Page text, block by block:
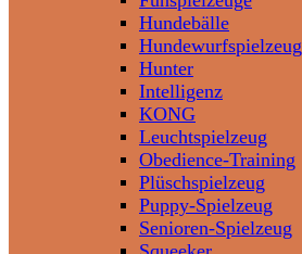
Hundebälle
Hundewurfspielzeug
Hunter
Intelligenz
KONG
Leuchtspielzeug
Obedience-Training
Plüschspielzeug
Puppy-Spielzeug
Senioren-Spielzeug